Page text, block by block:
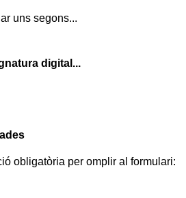
uns segons...
digital...
obligatòria per omplir al formulari: